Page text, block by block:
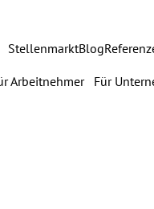
Navigation
StellenmarktBlog
Arbeitnehmer Für